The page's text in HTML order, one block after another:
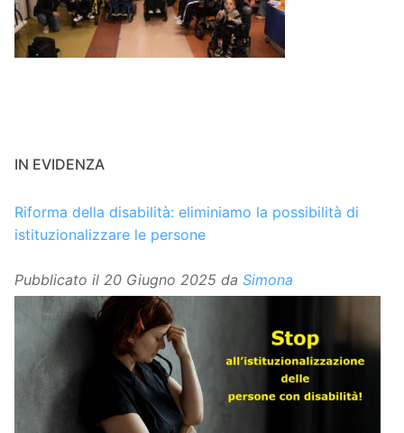
IN EVIDENZA
Riforma della disabilità: eliminiamo la possibilità di
istituzionalizzare le persone
Pubblicato il 20 Giugno 2025 da Simona